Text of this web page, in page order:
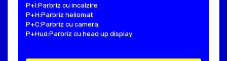
P+I:Parbriz cu incalzire
P+H:Parbriz heliomat
P+C:Parbriz cu camera
P+Hud:Parbriz cu head up display